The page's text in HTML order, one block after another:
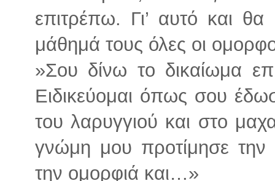
επιτρέπω. Γι’ αυτό και
μάθημά τους όλες οι
»Σου δίνω το δικαίωμα
Ειδικεύομαι όπως σου
του λαρυγγιού και στο
γνώμη μου προτίμησε την
την ομορφιά και…»